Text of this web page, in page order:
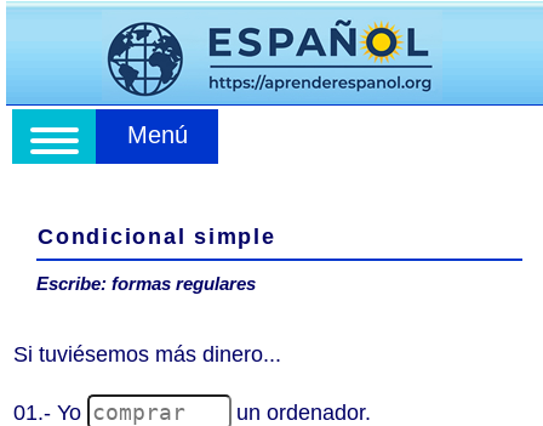
Menú
Condicional simple
Escribe: formas regulares
Si tuviésemos más dinero...
01.- Yo un ordenador.